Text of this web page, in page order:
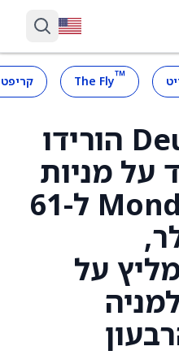
™
The Fly
Deutsche Bank הורידו
על מניות
Mondelez (MDLZ) ל-61
דולר,
על